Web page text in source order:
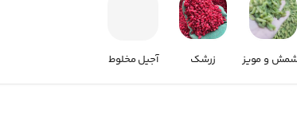
و مویز زرشک آجیل مخلوط